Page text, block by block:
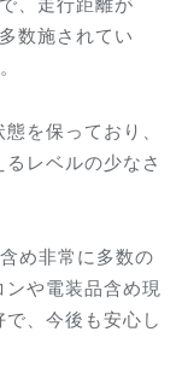
数施されてい
を保っており、
レベルの少なさ
め非常に多数の
ンや電装品含め現
、 今後も安心し